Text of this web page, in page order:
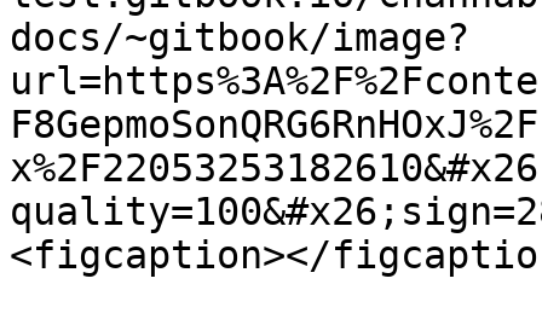
docs/~gitbook/image?
<figcaption></